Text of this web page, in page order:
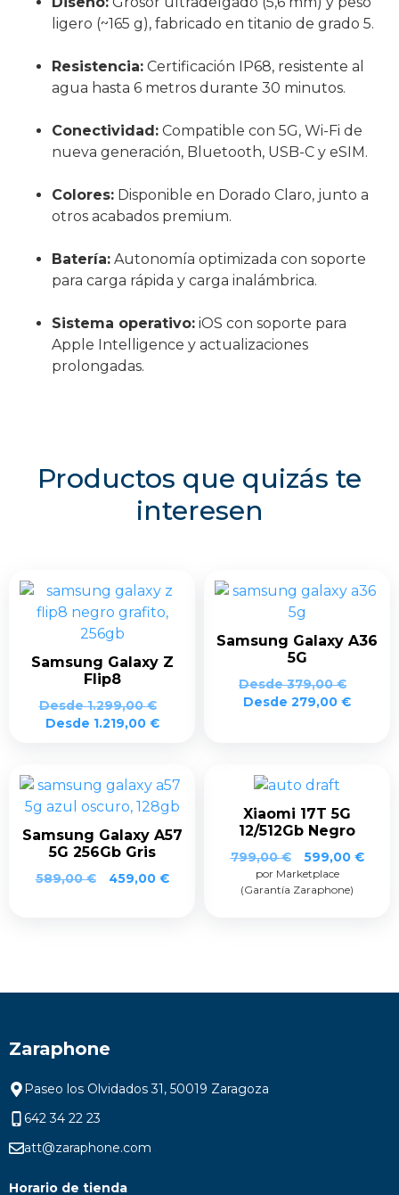
ligero (~165 g), fabricado en titanio de grado 5.
Resistencia: Certificación IP68, resistente al
agua hasta 6 metros durante 30 minutos.
Conectividad: Compatible con 5G, Wi-Fi de
nueva generación, Bluetooth, USB-C y eSIM.
Colores: Disponible en Dorado Claro, junto a
otros acabados premium.
Batería: Autonomía optimizada con soporte
para carga rápida y carga inalámbrica.
Sistema operativo: iOS con soporte para
Apple Intelligence y actualizaciones
prolongadas.
Productos que quizás te
interesen
Samsung Galaxy Z
Flip8
Desde1.299,00€
Desde 1.219,00 €
Samsung Galaxy A36
5G
Desde379,00€
Desde 279,00 €
Samsung Galaxy A57
5G 256Gb Gris
589,00€
El
459,00 €El
Xiaomi 17T 5G
12/512Gb Negro
799,00€
El
precio
original
599,00 €El
por Marketplace
(Garantía Zaraphone)
Zaraphone
Paseo los Olvidados 31, 50019 Zaragoza
642 34 22 23
att@zaraphone.com
Horario de tienda